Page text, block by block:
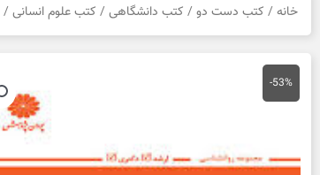
خانه / کتب دست دو / کتب دانشگاهی / کتب علوم انسانی /
-53%